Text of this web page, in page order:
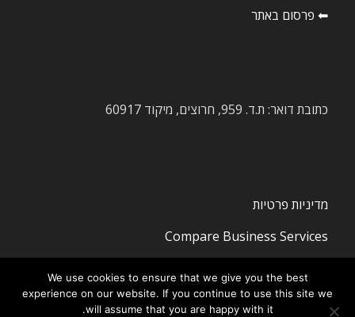
⬅ פרסום באתר
כתובת דואר: ת.ד. 959, חרוצים, מיקוד 60917
מדיניות פרטיות
Compare Business Services
We use cookies to ensure that we give you the best
experience on our website. If you continue to use this site we
will assume that you are happy with it.